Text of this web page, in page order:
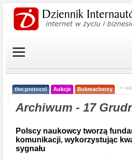
the:protocol Aukcje Bukmacherzy <
Archiwum - 17
Polscy naukowcy tworzą
komunikacji, wykorzystując
sygnału